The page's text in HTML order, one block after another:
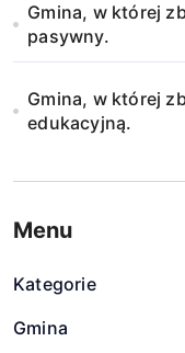
Gmina, w której
pasywny.
Gmina, w której
edukacyjną.
Menu
Kategorie
Gmina